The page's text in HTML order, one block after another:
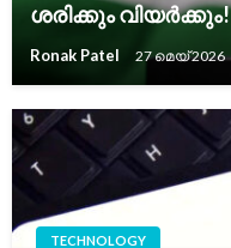
ശരിക്കും വിയർക്കും!
Ronak Patel 27 മെയ്‌ 2026
TECHNOLOGY